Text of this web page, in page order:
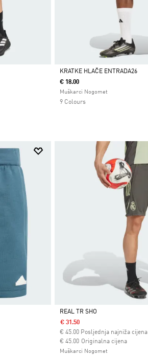
Da
KRATKE HLAČE ENTRADA26
€ 18.00
Muškarci Nogomet
9 Colours
Da
REAL TR SHO
€ 31.50
€ 45.00 Posljednja najniža cijena
Originalna cijena
Cijena umanjena od
€ 45.00za
Muškarci Nogomet